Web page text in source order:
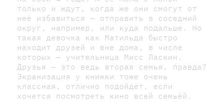
только и ждут, когда же они смогут от
неё избавиться — отправить в соседний
округ, например, или куда подальше. Но
такая девочка как Матильда быстро
находит друзей и вне дома, в числе
которых — учительница Мисс Ласкин.
Друзья — это ведь вторая семья, правда?
Экранизация у книжки тоже очень
классная, отлично подойдёт, если
хочется посмотреть кино всей семьёй.